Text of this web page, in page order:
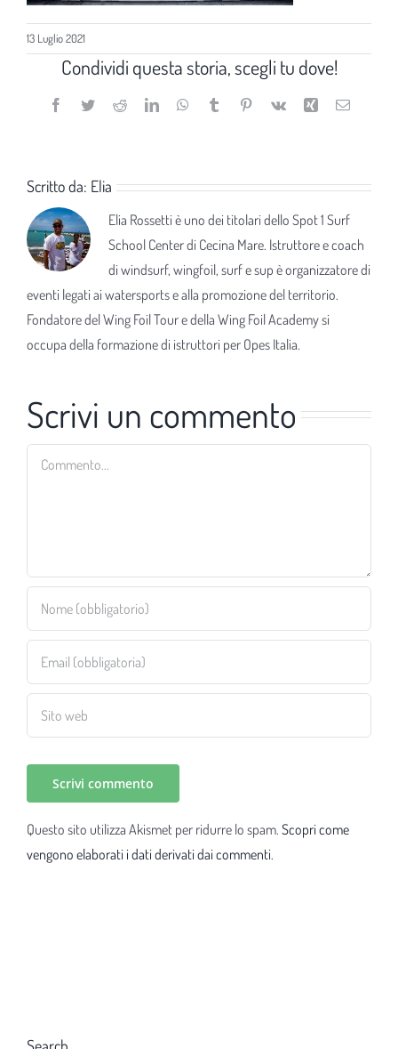
13 Luglio 2021
Condividi questa storia, scegli tu dove!
Facebook
TwitterRedditLinkedInWhatsApp
TumblrPinterest
Vk Xing Email
Scritto da: Elia
Elia Rossetti è uno dei titolari dello Spot 1 Surf
School Center di Cecina Mare. Istruttore e coach
di windsurf, wingfoil, surf e sup è organizzatore di
eventi legati ai watersports e alla promozione del territorio.
Fondatore del Wing Foil Tour e della Wing Foil Academy si
occupa della formazione di istruttori per Opes Italia.
Scrivi un commento
Commento
Questo sito utilizza Akismet per ridurre lo spam. Scopri come
vengono elaborati i dati derivati dai commenti.